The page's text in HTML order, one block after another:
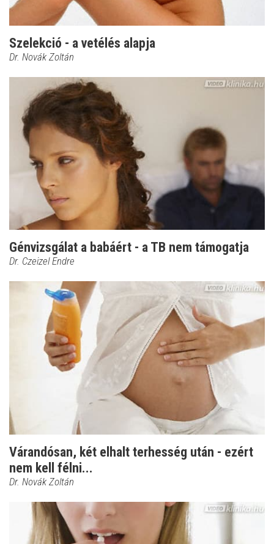
Szelekció - a vetélés alapja
Dr. Novák Zoltán
Génvizsgálat a babáért - a TB nem támogatja
Dr. Czeizel Endre
Várandósan, két elhalt terhesség után - ezért
nem kell félni...
Dr. Novák Zoltán